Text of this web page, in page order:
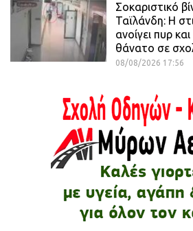
Σοκαριστικό
Ταϊλάνδη: Η
ανοίγει πυρ
θάνατο σε
08/08/2026 17:56